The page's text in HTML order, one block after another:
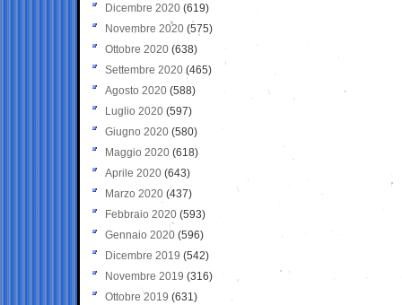
Dicembre 2020 (619)
Novembre 2020 (575)
Ottobre 2020 (638)
Settembre 2020(465)
Agosto 2020 (588)
Luglio 2020 (597)
Giugno 2020 (580)
Maggio 2020 (618)
Aprile 2020 (643)
Marzo 2020 (437)
Febbraio 2020 (593)
Gennaio 2020 (596)
Dicembre 2019 (542)
Novembre 2019 (316)
Ottobre 2019 (631)